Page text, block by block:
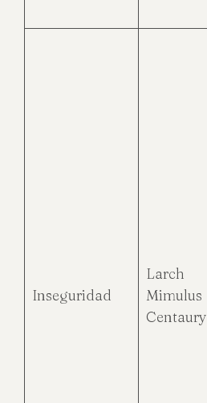
Inseguridad
Larch
Mimulus
Centaury